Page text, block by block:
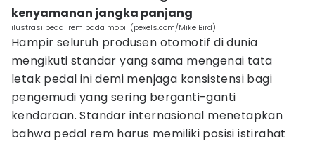
kenyamanan jangka panjang
ilustrasi pedal rem pada mobil (pexels.com/Mike Bird)
Hampir seluruh produsen otomotif di dunia
mengikuti standar yang sama mengenai tata
letak pedal ini demi menjaga konsistensi bagi
pengemudi yang sering berganti-ganti
kendaraan. Standar internasional menetapkan
bahwa pedal rem harus memiliki posisi istirahat